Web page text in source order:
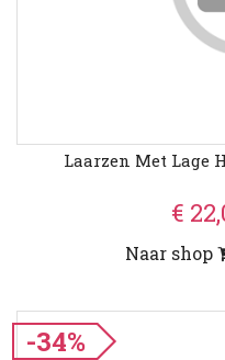
Laarzen Met Lage
€
Naar shop
-34%